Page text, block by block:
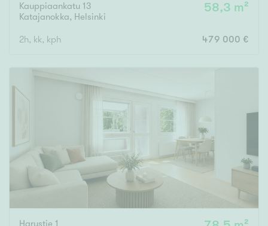
Kauppiaankatu 13
Katajanokka, Helsinki
58,3 m²
2h, kk, kph 479 000 €
Harustie 1